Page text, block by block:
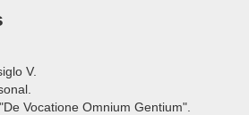
V.
Vocatione Omnium Gentium".